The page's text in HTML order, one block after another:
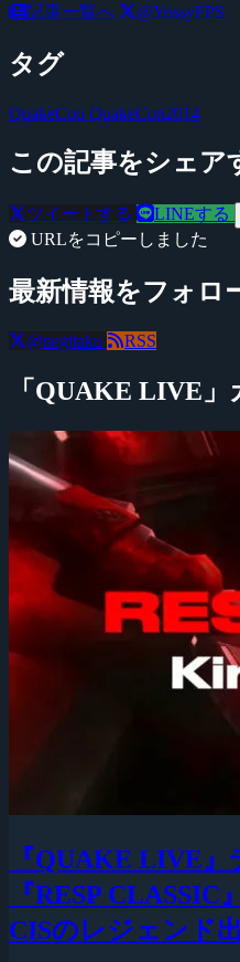
記事一覧へ @YossyFPS
タグ
QuakeCon QuakeCon2014
この記事をシェア
ツイートする LINEする
URLをコピーしました
最新情報をフォロ
@negitaku RSS
「QUAKE LIVE
『QUAKE LIVE
『RESP CLASSIC
CISのレジェンド